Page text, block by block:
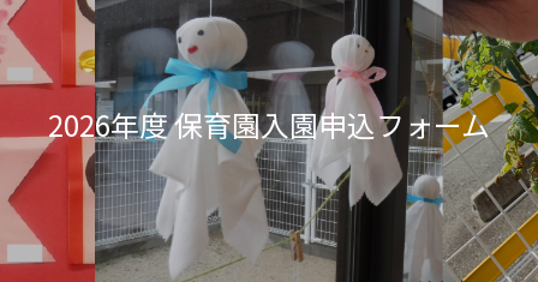
2026年度 保育園入園申込フォーム